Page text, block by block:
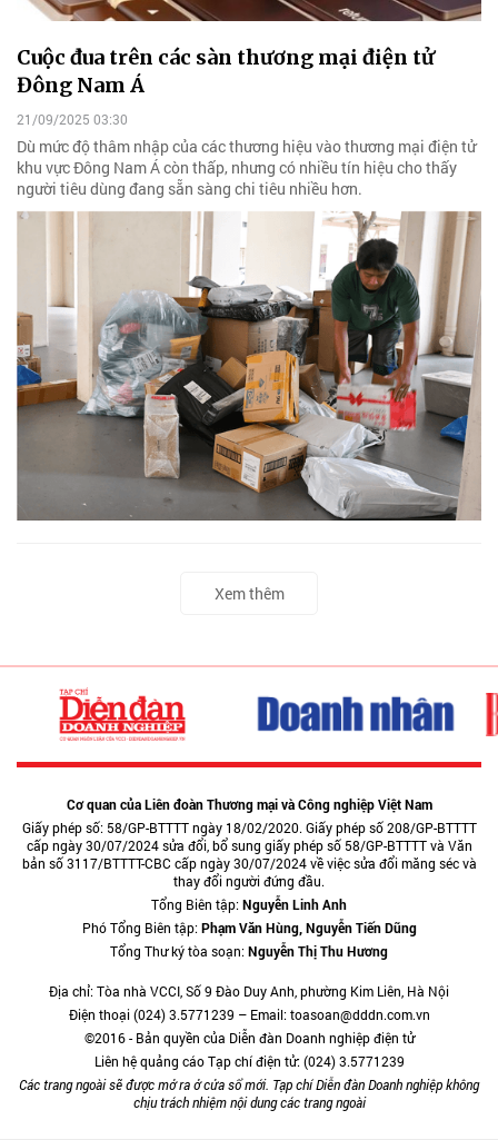
Cuộc đua trên các sàn thương mại điện tử
Đông Nam Á
21/09/2025 03:30
Dù mức độ thâm nhập của các thương hiệu vào thương mại điện tử
khu vực Đông Nam Á còn thấp, nhưng có nhiều tín hiệu cho thấy
người tiêu dùng đang sẵn sàng chi tiêu nhiều hơn.
Xem thêm
Cơ quan của Liên đoàn Thương mại và Công nghiệp Việt Nam
Giấy phép số: 58/GP-BTTTT ngày 18/02/2020. Giấy phép số 208/GP-BTTTT
cấp ngày 30/07/2024 sửa đổi, bổ sung giấy phép số 58/GP-BTTTT và Văn
bản số 3117/BTTTT-CBC cấp ngày 30/07/2024 về việc sửa đổi măng séc và
thay đổi người đứng đầu.
Tổng Biên tập:Nguyễn Linh Anh
Phó Tổng Biên tập:Phạm Văn Hùng, Nguyễn Tiến Dũng
Tổng Thư ký tòa soạn:Nguyễn Thị Thu Hương
Địa chỉ: Tòa nhà VCCI, Số 9 Đào Duy Anh, phường Kim Liên, Hà Nội
Điện thoại (024) 3.5771239 – Email: toasoan@dddn.com.vn
©2016 - Bản quyền của Diễn đàn Doanh nghiệp điện tử
Liên hệ quảng cáo Tạp chí điện tử: (024) 3.5771239
Các trang ngoài sẽ được mở ra ở cửa sổ mới. Tạp chí Diễn đàn Doanh nghiệp không
chịu trách nhiệm nội dung các trang ngoài